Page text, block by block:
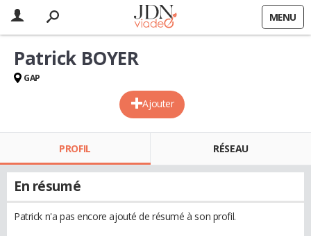
MENU
Ajouter
Patrick BOYER
GAP
PROFIL RÉSEAU
En résumé
Patrick n'a pas encore ajouté de résumé à son profil.